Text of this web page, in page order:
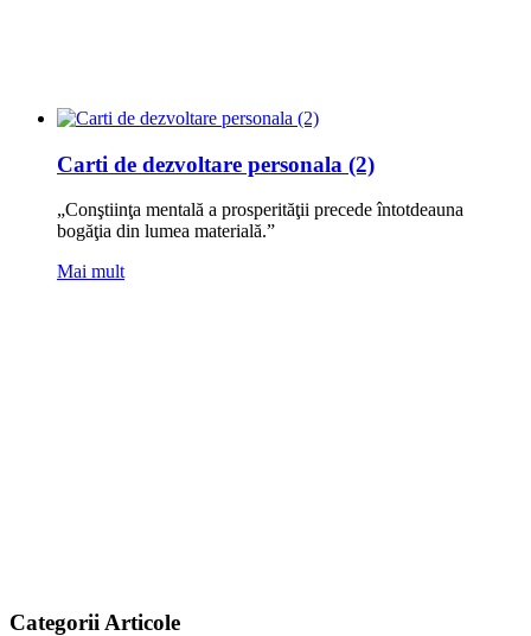
Carti de dezvoltare personala (2)
„Conştiinţa mentală a prosperităţii precede întotdeauna
bogăţia din lumea materială.”
Mai mult
Categorii Articole